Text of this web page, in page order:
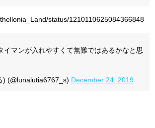
status/1210110625084366848
イマンが入れやすくて無難ではあるかなと思
(@lunalutia6767_s) December 24, 2019